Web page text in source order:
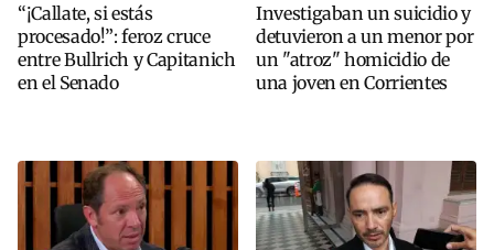
“¡Callate, si estás
procesado!”: feroz cruce
entre Bullrich y Capitanich
en el Senado
Investigaban un suicidio y
detuvieron a un menor por
un "atroz" homicidio de
una joven en Corrientes